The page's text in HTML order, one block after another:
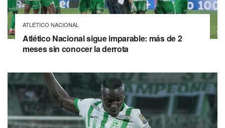
ATLÉTICO NACIONAL
Atlético Nacional sigue imparable: más de 2
meses sin conocer la derrota